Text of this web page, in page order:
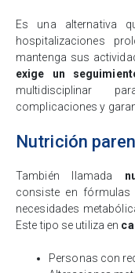
Es una alternativa
hospitalizaciones
mantenga sus
exige un
multidisciplinar
complicaciones y
Nutrición
También llamada
consiste en fórmulas
necesidades
Este tipo se utiliza en
Personas con